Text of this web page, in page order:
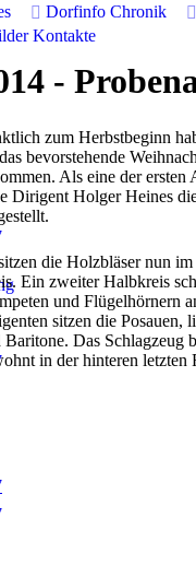
Dorfinfo Chronik
Kontakte
Chronik
-
zum Herbstbeginn
bevorstehende
Als eine der ersten
Dirigent Holger Heines
die Holzbläser nun im
Ein zweiter Halbkreis
und Flügelhörnern
sitzen die Posauen,
Baritone. Das Schlagzeug
in der hinteren letzten